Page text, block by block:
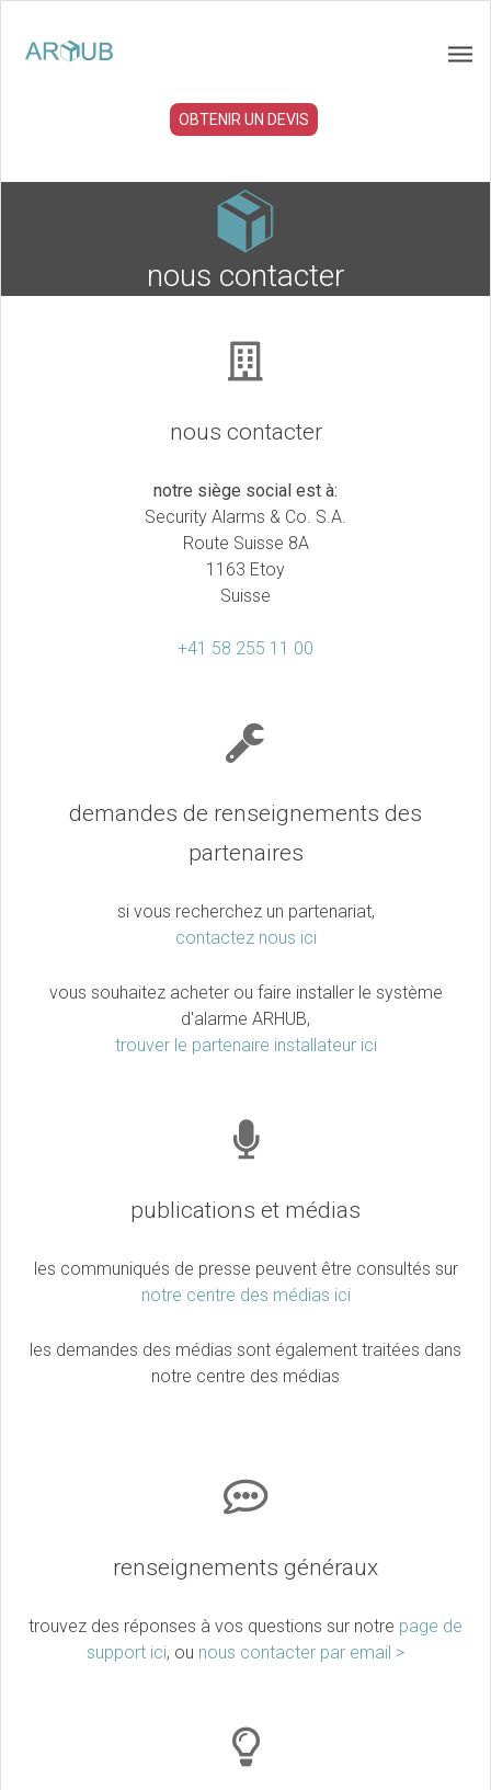
OBTENIR UN DEVIS
nous contacter
nous contacter
notre siège social est à:
Security Alarms & Co. S.A.
Route Suisse 8A
1163 Etoy
Suisse
+41 58 255 11 00
demandes de renseignements des
partenaires
si vous recherchez un partenariat,
contactez nous ici
vous souhaitez acheter ou faire installer le système
d'alarme ARHUB,
trouver le partenaire installateur ici
publications et médias
les communiqués de presse peuvent être consultés sur
notre centre des médias ici
les demandes des médias sont également traitées dans
notre centre des médias
renseignements généraux
trouvez des réponses à vos questions sur notre page de
support ici, ou nous contacter par email >